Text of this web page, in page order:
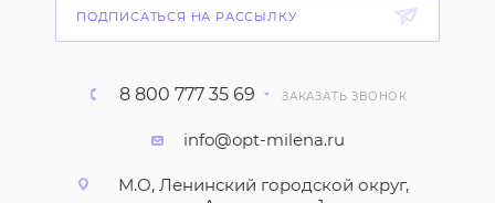
ПОДПИСАТЬСЯ НА РАССЫЛКУ
8 800 777 35 69 ЗАКАЗАТЬ ЗВОНОК
info@opt-milena.ru
М.О, Ленинский городской округ,